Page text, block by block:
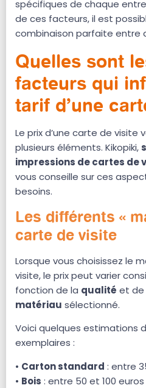
spécifiques de chaque
de ces facteurs, il est
combinaison parfaite entre
Quelles sont
facteurs qui
tarif d’une
Le prix d’une carte de visite
plusieurs éléments. Kikopiki,
impressions de cartes de
vous conseille sur ces
besoins.
Les différents «
carte de visite
Lorsque vous choisissez le
visite, le prix peut varier
fonction de la qualité et de
matériau sélectionné.
Voici quelques estimations
exemplaires :
• Carton standard : entre
• Bois : entre 50 et 100 euros